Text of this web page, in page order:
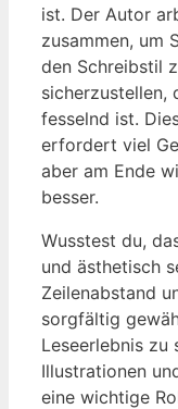
ist. Der Autor
zusammen, um
den Schreibstil
sicherzustellen,
fesselnd ist.
erfordert viel
aber am Ende
besser.
Wusstest du,
und ästhetisch
Zeilenabstand
sorgfältig
Leseerlebnis zu
Illustrationen
eine wichtige